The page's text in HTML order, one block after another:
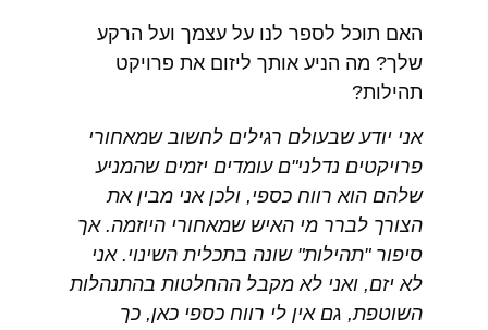
האם תוכל לספר לנו על עצמך ועל הרקע
שלך? מה הניע אותך ליזום את פרויקט
תהילות?
אני יודע שבעולם רגילים לחשוב שמאחורי
פרויקטים נדלני"ם עומדים יזמים שהמניע
שלהם הוא רווח כספי, ולכן אני מבין את
הצורך לברר מי האיש שמאחורי היוזמה. אך
סיפור "תהילות" שונה בתכלית השינוי. אני
לא יזם, ואני לא מקבל ההחלטות בהתנהלות
השוטפת, גם אין לי רווח כספי כאן, כך